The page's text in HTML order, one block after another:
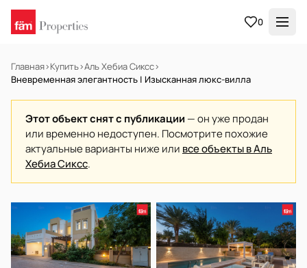
0
Главная›Купить›Аль Хебиа Сиксс›
Вневременная элегантность | Изысканная люкс-вилла
Этот объект снят с публикации — он уже продан
или временно недоступен. Посмотрите похожие
актуальные варианты ниже или все объекты в Аль
Хебиа Сиксс.
НА ПРОДАЖУ Готов к заселению